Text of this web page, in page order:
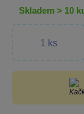
skladem > 10